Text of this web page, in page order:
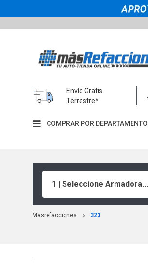
Envío Gratis
Terrestre*
COMPRAR POR DEPARTAMENTO
1 | Seleccione Armadora...
Masrefacciones 323